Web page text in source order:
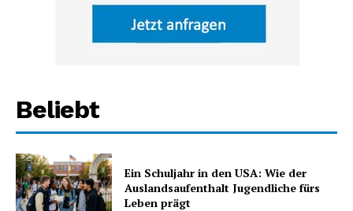
Beliebt
Ein Schuljahr in den USA: Wie der
Auslandsaufenthalt Jugendliche fürs
Leben prägt